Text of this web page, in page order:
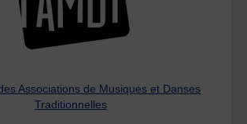
Associations de Musiques et Danses
Traditionnelles